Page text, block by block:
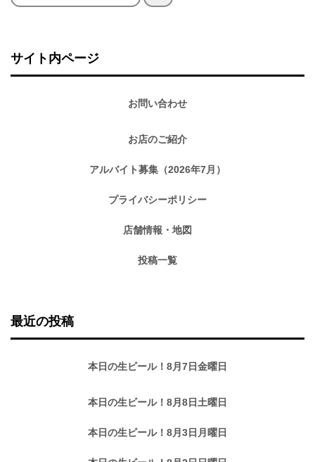
サイト内ページ
お問い合わせ
お店のご紹介
アルバイト募集（2026年7月）
プライバシーポリシー
店舗情報・地図
投稿一覧
最近の投稿
本日の生ビール！8月7日金曜日
本日の生ビール！8月8日土曜日
本日の生ビール！8月3日月曜日